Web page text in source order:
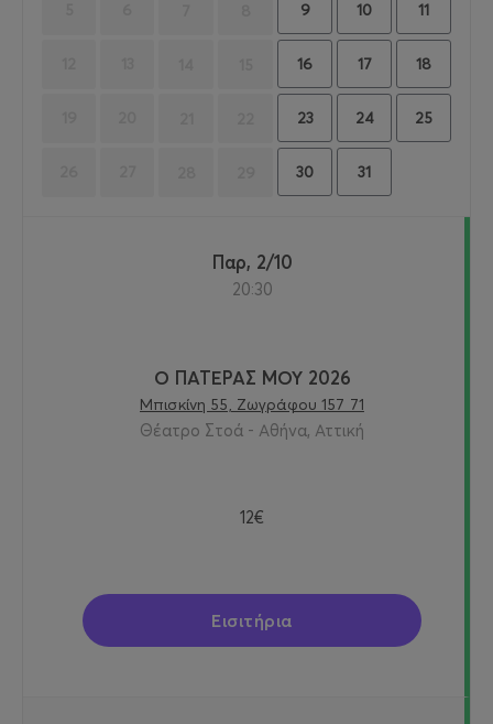
9 10 11
16 17 18
23 24 25
30 31
Παρ, 2/10
20:30
Ο ΠΑΤΕΡΑΣ ΜΟΥ 2026
Μπισκίνη 55, Ζωγράφου 157 71
Θέατρο Στοά - Αθήνα, Αττική
12€
Εισιτήρια